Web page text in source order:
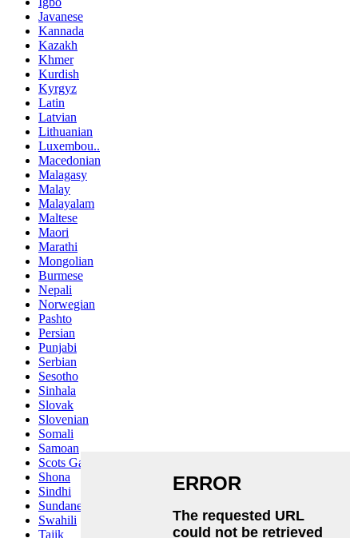
Javanese
Kannada
Kazakh
Khmer
Kurdish
Kyrgyz
Latin
Latvian
Lithuanian
Luxembou..
Macedonian
Malagasy
Malay
Malayalam
Maltese
Maori
Marathi
Mongolian
Burmese
Nepali
Norwegian
Pashto
Persian
Punjabi
Serbian
Sesotho
Sinhala
Slovak
Slovenian
Somali
Samoan
Scots Gaelic
Shona
Sindhi
Sundanese
Swahili
Tajik